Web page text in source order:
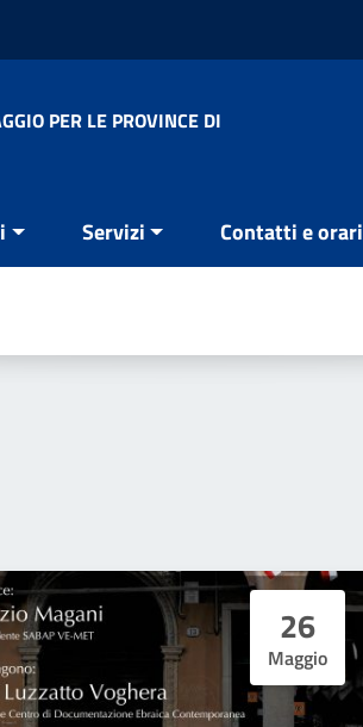
PER LE PROVINCE DI
Servizi Contatti e orari
26
Maggio